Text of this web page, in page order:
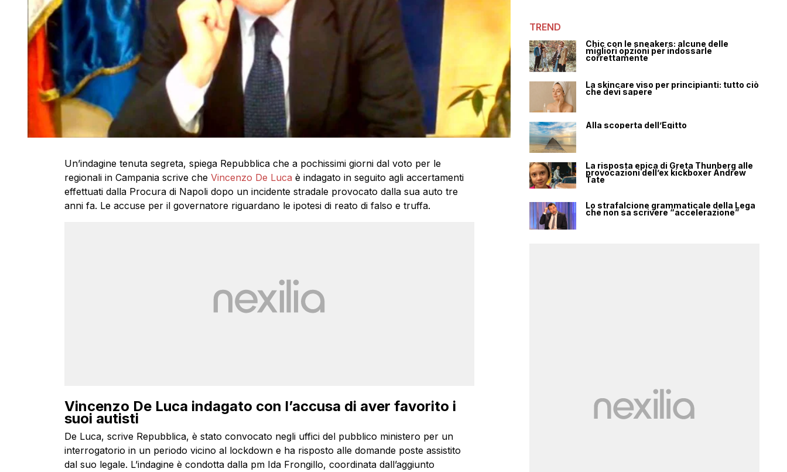
Un’indagine tenuta segreta, spiega Repubblica che a pochissimi giorni dal voto per le
regionali in Campania scrive che Vincenzo De Luca è indagato in seguito agli accertamenti
effettuati dalla Procura di Napoli dopo un incidente stradale provocato dalla sua auto tre
anni fa. Le accuse per il governatore riguardano le ipotesi di reato di falso e truffa.
Vincenzo De Luca indagato con l’accusa di aver favorito i
suoi autisti
De Luca, scrive Repubblica, è stato convocato negli uffici del pubblico ministero per un
interrogatorio in un periodo vicino al lockdown e ha risposto alle domande poste assistito
dal suo legale. L’indagine è condotta dalla pm Ida Frongillo, coordinata dall’aggiunto
TREND
Chic con le sneakers: alcune delle
migliori opzioni per indossarle
correttamente
La skincare viso per principianti: tutto ciò
che devi sapere
Alla scoperta dell’Egitto
La risposta epica di Greta Thunberg alle
provocazioni dell’ex kickboxer Andrew
Tate
Lo strafalcione grammaticale della Lega
che non sa scrivere “accelerazione”